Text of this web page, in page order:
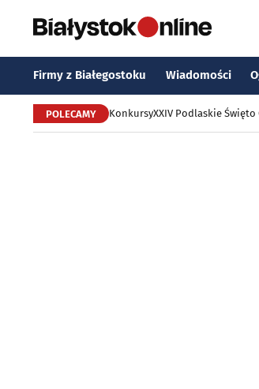
Firmy z Białegostoku Wiadomości
POLECAMY KonkursyXXIV Podlaskie Święto